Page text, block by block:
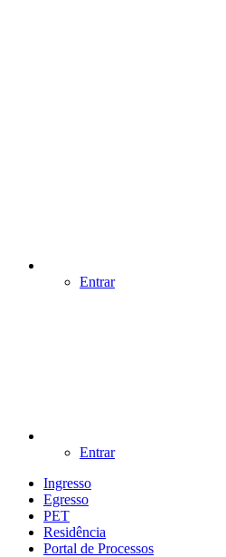
Entrar
Entrar
Ingresso
Egresso
PET
Residência
Portal de Processos